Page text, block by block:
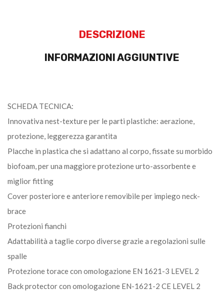
DESCRIZIONE
INFORMAZIONI AGGIUNTIVE
SCHEDA TECNICA:
Innovativa nest-texture per le parti plastiche: aerazione,
protezione, leggerezza garantita
Placche in plastica che si adattano al corpo, fissate su morbido
biofoam, per una maggiore protezione urto-assorbente e
miglior fitting
Cover posteriore e anteriore removibile per impiego neck-
brace
Protezioni fianchi
Adattabilità a taglie corpo diverse grazie a regolazioni sulle
spalle
Protezione torace con omologazione EN 1621-3 LEVEL 2
Back protector con omologazione EN-1621-2 CE LEVEL 2